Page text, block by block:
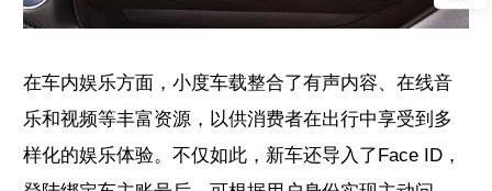
在车内娱乐方面，小度车载整合了有声内容、在线音
乐和视频等丰富资源，以供消费者在出行中享受到多
样化的娱乐体验。不仅如此，新车还导入了Face ID，